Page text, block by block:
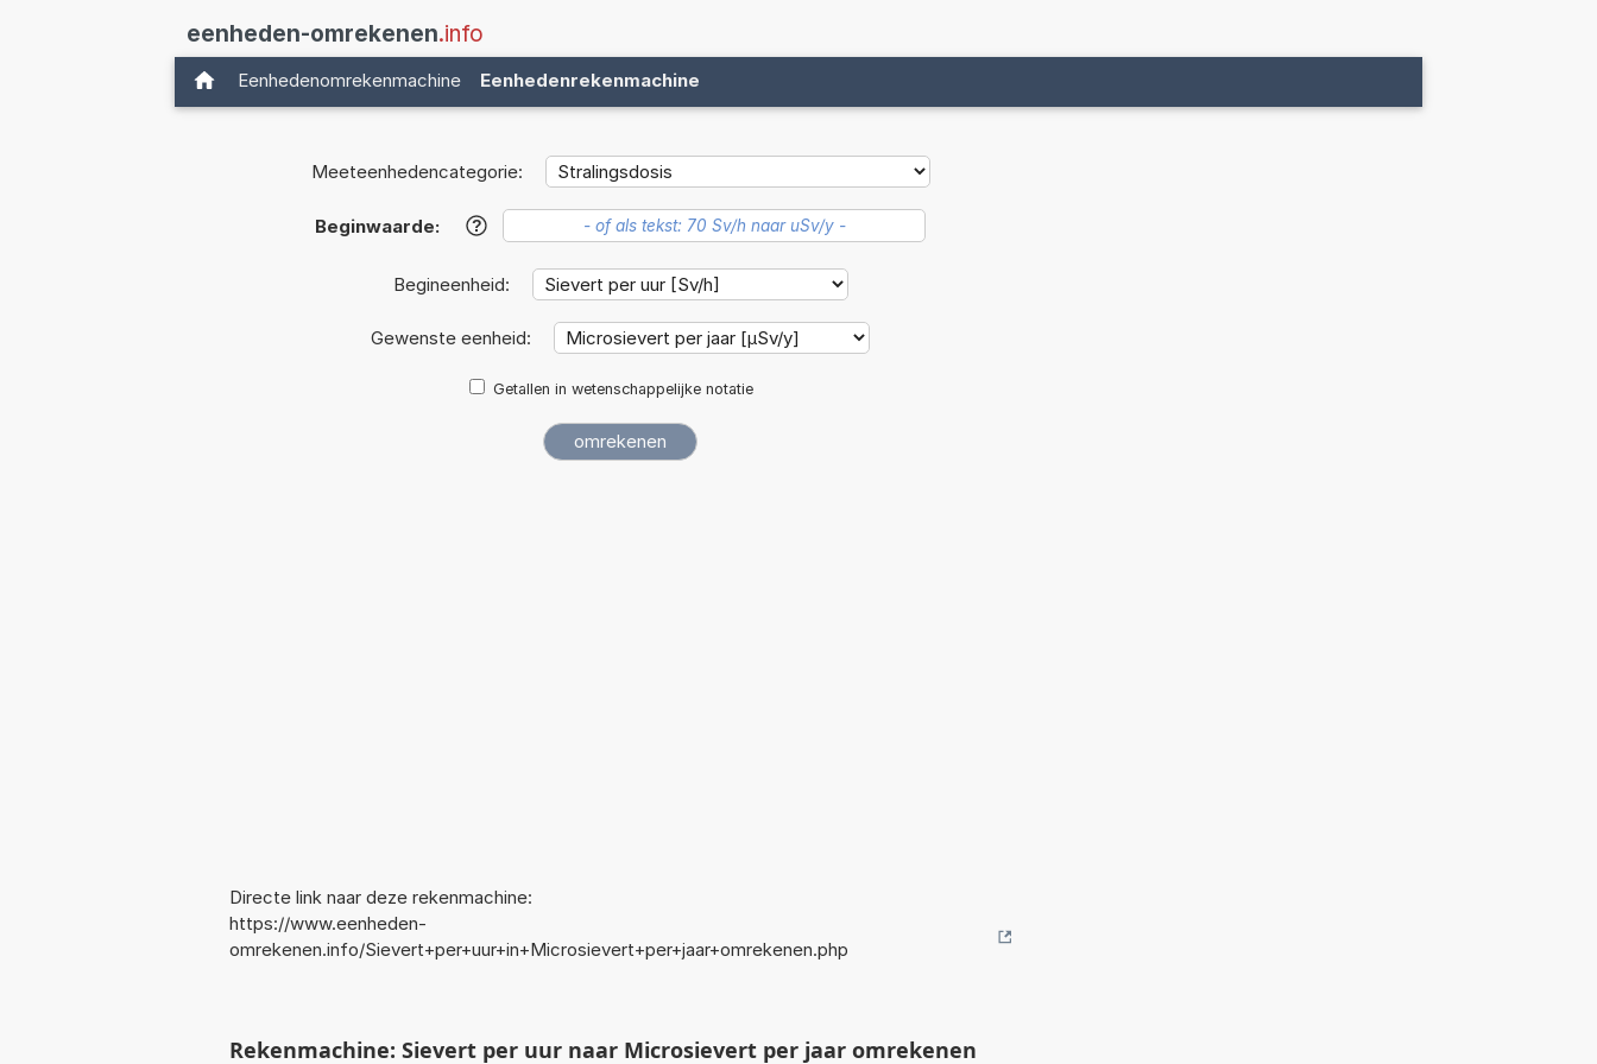
eenheden-omrekenen.info
Eenhedenomrekenmachine Eenhedenrekenmachine
Meeteenhedencategorie:
Beginwaarde: ?
Begineenheid:
Gewenste eenheid:
Getallen in wetenschappelijke notatie
Directe link naar deze rekenmachine:
https://www.eenheden-
omrekenen.info/Sievert+per+uur+in+Microsievert+per+jaar+omrekenen.php
Rekenmachine: Sievert per uur naar Microsievert per jaar omrekenen